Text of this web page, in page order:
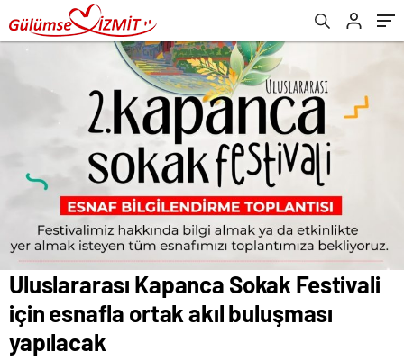
Uluslararası Kapanca Sokak Festivali
için esnafla ortak akıl buluşması
yapılacak